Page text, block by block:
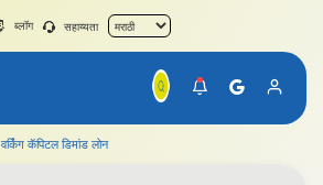
ब्लॉग सहाय्यता
वर्किंग कॅपिटल डिमांड लोन